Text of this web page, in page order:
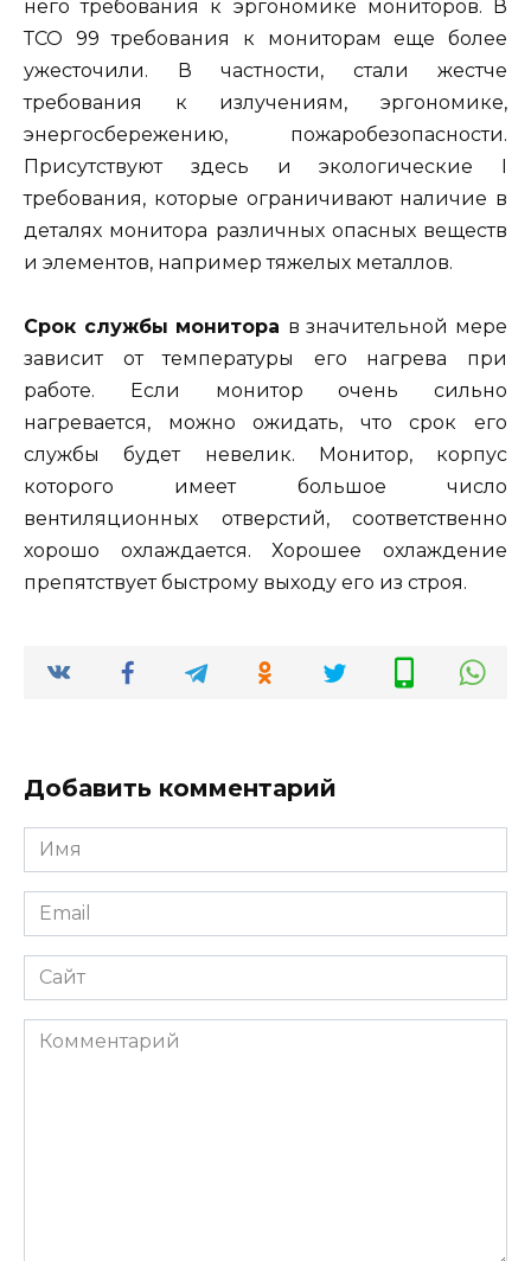
него требования к эргономике мониторов. В
ТСО 99 требования к мониторам еще более
ужесточили. В частности, стали жестче
требования к излучениям, эргономике,
энергосбережению, пожаробезопасности.
Присутствуют здесь и экологические I
требования, которые ограничивают наличие в
деталях монитора различных опасных веществ
и элементов, например тяжелых металлов.
Срок службы монитора в значительной мере
зависит от температуры его нагрева при
работе. Если монитор очень сильно
нагревается, можно ожидать, что срок его
службы будет невелик. Монитор, корпус
которого имеет большое число
вентиляционных отверстий, соответственно
хорошо охлаждается. Хорошее охлаждение
препятствует быстрому выходу его из строя.
Добавить комментарий
Имя
*
Email
*
Сайт
Комментарий